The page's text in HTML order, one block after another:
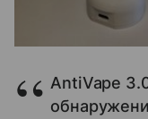
AntiVape